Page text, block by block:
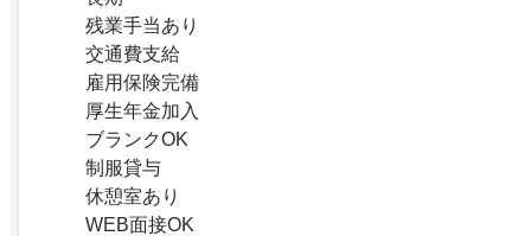
残業手当あり
交通費支給
雇用保険完備
厚生年金加入
ブランクOK
制服貸与
休憩室あり
WEB面接OK